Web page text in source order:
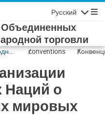
Русский
Объединенных
торговли
conventions
мировых
о
мировых